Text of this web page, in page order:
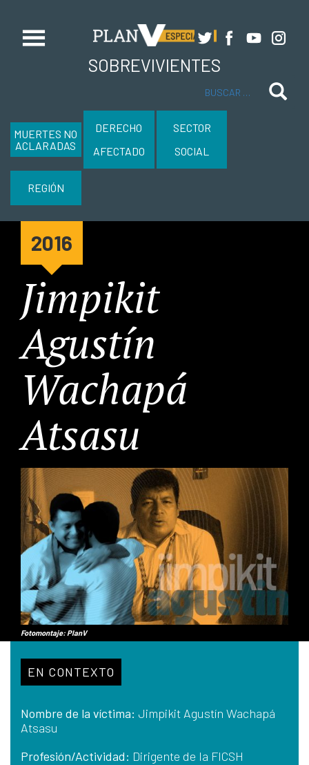
SOBREVIVIENTES
MUERTES NO
ACLARADAS
DERECHO
AFECTADO
SECTOR
SOCIAL
REGIÓN
2016
Jimpikit
Agustín
Wachapá
Atsasu
Fotomontaje: PlanV
EN CONTEXTO
Nombre de la víctima: Jimpikit Agustín Wachapá
Atsasu
Profesión/Actividad: Dirigente de la FICSH